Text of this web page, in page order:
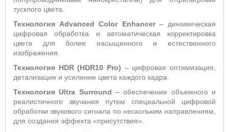
тусклого цвета.
Технология Advanced Color Enhancer– динамическая
цифровая обработка и автоматическая корректировка
цвета для более насыщенного и естественного
изображения.
Технология HDR (HDR10 Pro) – цифровая оптимизация,
детализация и усиление цвета каждого кадра.
Технология Ultra Surround– обеспечение объемного и
реалистичного звучания путем специальной цифровой
обработки звукового сигнала по нескольким направлениям,
для создания эффекта «присутствия».